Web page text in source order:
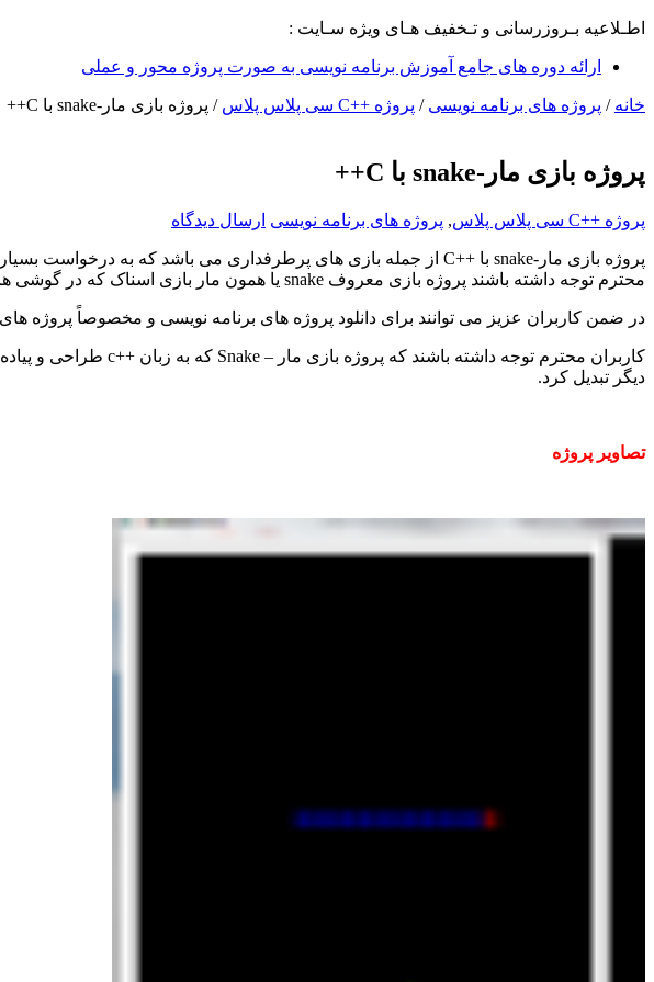
اطـلاعیه بـروزرسانی و تـخفیف هـای ویژه سـایت :
ارائه دوره های جامع آموزش برنامه نویسی به صورت پروژه محور و عملی
خانه / پروژه های برنامه نویسی / پروژه ++C سی پلاس پلاس / پروژه بازی مار-snake با C++
پروژه بازی مار-snake با C++
پروژه ++C سی پلاس پلاس , پروژه های برنامه نویسی ارسال دیدگاه
پروژه بازی مار-snake با C++ از جمله بازی های پرطرفداری می باشد که به درخواست
محترم توجه داشته باشند پروژه بازی معروف snake یا همون مار بازی اسناک که در گوشی
در ضمن کاربران عزیز می توانند برای دانلود پروژه های برنامه نویسی و مخصوصاً پروژه های
کاربران محترم توجه داشته باشند که پروژه بازی مار – Snake که به زبان c++ طراحی و
دیگر تبدیل کرد.
تصاویر پروژه